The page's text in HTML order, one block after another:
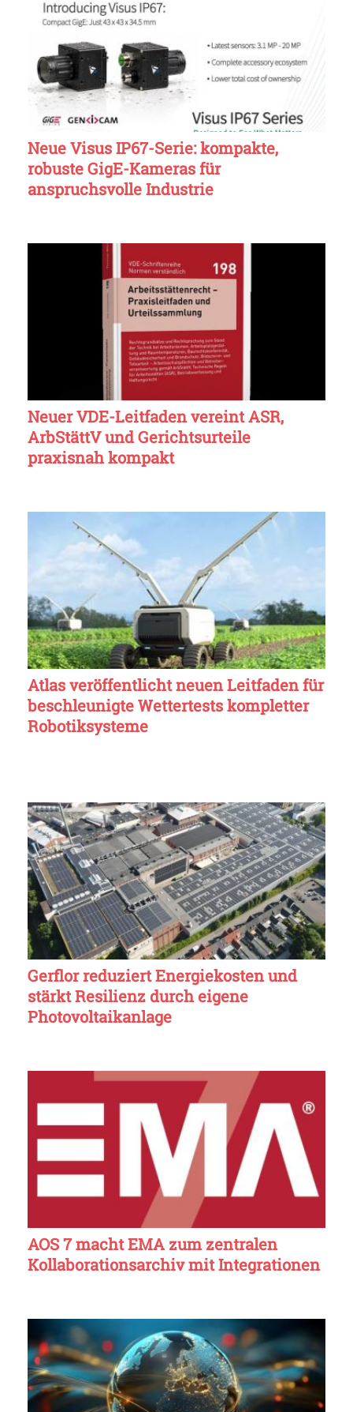
Neue Visus IP67-Serie: kompakte,
robuste GigE-Kameras für
anspruchsvolle Industrie
Neuer VDE-Leitfaden vereint ASR,
ArbStättV und Gerichtsurteile
praxisnah kompakt
Atlas veröffentlicht neuen Leitfaden für
beschleunigte Wettertests kompletter
Robotiksysteme
Gerflor reduziert Energiekosten und
stärkt Resilienz durch eigene
Photovoltaikanlage
AOS 7 macht EMA zum zentralen
Kollaborationsarchiv mit Integrationen